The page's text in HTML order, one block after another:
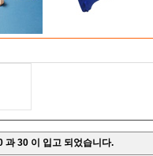
과 30 이 입고 되었습니다.